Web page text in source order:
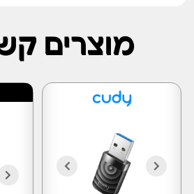
מוצרים